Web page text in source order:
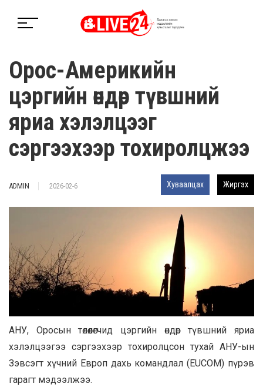
Орос-Америкийн
цэргийн өндөр түвшний
яриа хэлэлцээг
сэргээхээр тохиролцжээ
ADMIN 2026-02-6 Хуваалцах Жиргэх
АНУ, Оросын төлөөлөгчид цэргийн өндөр түвшний яриа
хэлэлцээгээ сэргээхээр тохиролцсон тухай АНУ-ын
Зэвсэгт хүчний Европ дахь командлал (EUCOM) пүрэв
гарагт мэдээлжээ.